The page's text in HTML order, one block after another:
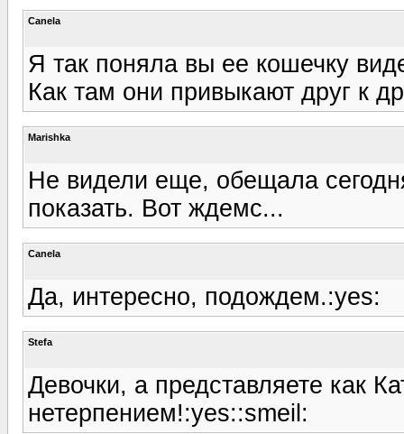
Canela
Я так поняла вы ее кошечку
Как там они привыкают друг к
Marishka
Не видели еще, обещала
показать. Вот ждемс...
Canela
Да, интересно, подождем.:yes:
Stefa
Девочки, а представляете как
нетерпением!:yes::smeil: